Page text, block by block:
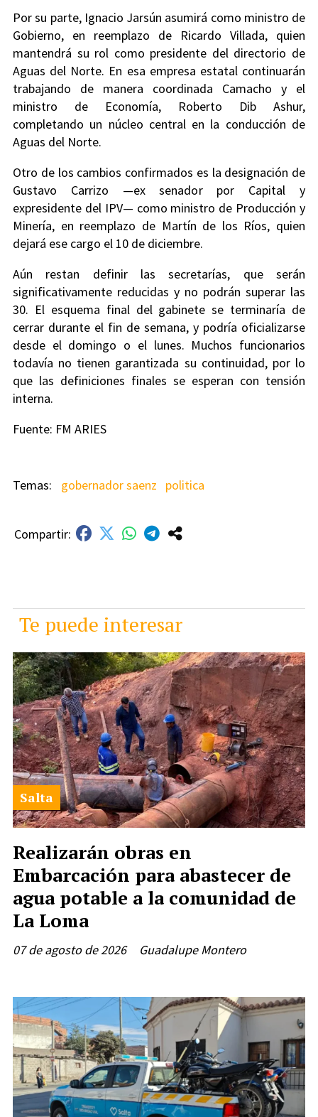
Por su parte, Ignacio Jarsún asumirá como ministro de
Gobierno, en reemplazo de Ricardo Villada, quien
mantendrá su rol como presidente del directorio de
Aguas del Norte. En esa empresa estatal continuarán
trabajando de manera coordinada Camacho y el
ministro de Economía, Roberto Dib Ashur,
completando un núcleo central en la conducción de
Aguas del Norte.
Otro de los cambios confirmados es la designación de
Gustavo Carrizo —ex senador por Capital y
expresidente del IPV— como ministro de Producción y
Minería, en reemplazo de Martín de los Ríos, quien
dejará ese cargo el 10 de diciembre.
Aún restan definir las secretarías, que serán
significativamente reducidas y no podrán superar las
30. El esquema final del gabinete se terminaría de
cerrar durante el fin de semana, y podría oficializarse
desde el domingo o el lunes. Muchos funcionarios
todavía no tienen garantizada su continuidad, por lo
que las definiciones finales se esperan con tensión
interna.
Fuente: FM ARIES
gobernador saenz politica
Te puede interesar
Realizarán obras en
Embarcación para abastecer de
agua potable a la comunidad de
La Loma
Guadalupe Montero
Salta
07 de agosto de 2026